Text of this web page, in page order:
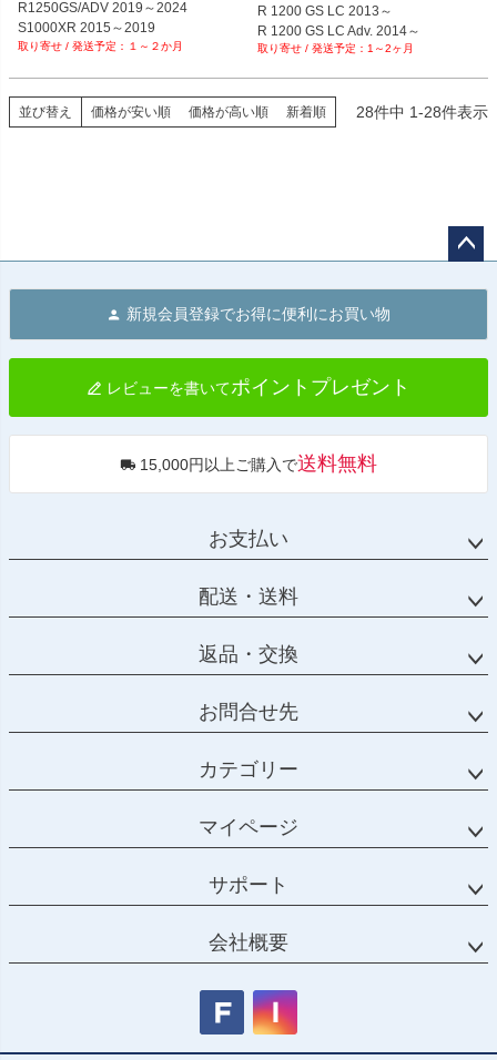
R1250GS/ADV 2019～2024
S1000XR 2015～2019
F850GS 2018～2020 １～２か月
rlich.de/shop/en/wunderlich-handleb
ar-riser-ergo-41970-011-1.html
R 1200 GS LC 2013～
R 1200 GS LC Adv. 2014～
R 1250 GS/ADV
1～2ヶ月
並び替え 価格が安い順 価格が高い順 新着順 28件中 1-28件表示
へ
新規会員登録でお得に便利にお買い物
レビューを書いてポイントプレゼント
15,000円以上ご購入で送料無料
お支払い
配送・送料
返品・交換
お問合せ先
カテゴリー
マイページ
サポート
会社概要